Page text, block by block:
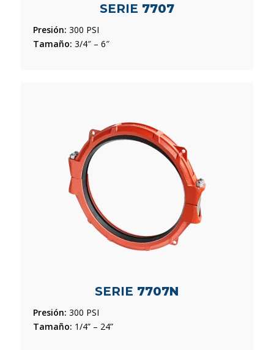
SERIE 7707
Presión: 300 PSI
Tamaño: 3/4″ – 6″
SERIE 7707N
Presión: 300 PSI
Tamaño: 1/4” – 24”